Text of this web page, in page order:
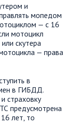
и
мопедом
— с 16
мотоцикл
скутера
— права
в
в ГИБДД.
страховку
предусмотрена
лет, то